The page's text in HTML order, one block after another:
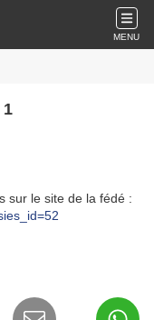
MENU
sur le site de la fédé :